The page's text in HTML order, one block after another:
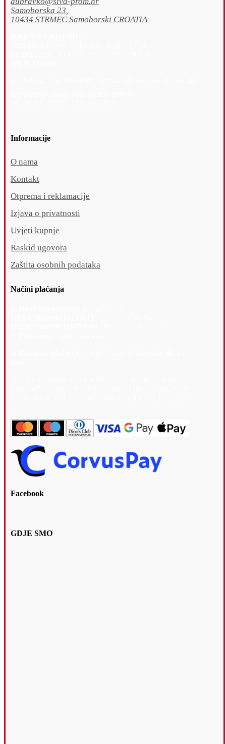
Samoborska 23,
10434 STRMEC Samoborski CROATIA
Informacije
O nama
Kontakt
Otprema i reklamacije
Izjava o privatnosti
Uvjeti kupnje
Raskid ugovora
Zaštita osobnih podataka
Načini plaćanja
Facebook
GDJE SMO